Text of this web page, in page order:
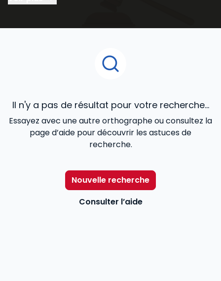
Regroupés par thèmes ou par collections, les
espace de notre catalogue en ligne, ont été confiés
pour répondre de façon cohérente à vos besoins
Il n'y a pas de résultat pour votre recherche...
Essayez avec une autre orthographe ou consultez la
page d’aide pour découvrir les astuces de
recherche.
Nouvelle recherche
Consulter l’aide